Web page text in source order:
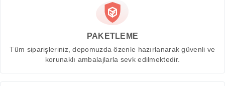
PAKETLEME
Tüm siparişleriniz, depomuzda özenle hazırlanarak güvenli ve
korunaklı ambalajlarla sevk edilmektedir.